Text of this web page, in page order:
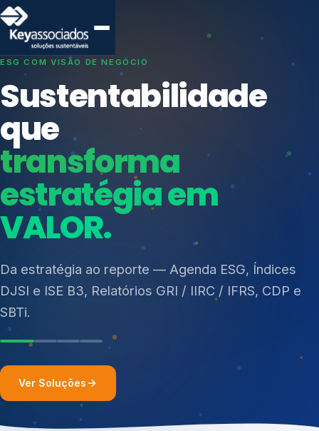
SISTEMAS DE GESTÃO OTIMIZADOS E INTEGRADOS
Conformidade que
protege seu
negócio.
Consultoria, auditoria e treinamentos em ISO 27001,
ISO 27701, ISO 42001, ISO 37001, ISO 9001, ISO
14001, ISO 45001, ONA e PNQ — Gestão de
resíduos sólidos (PGRS/PMGRS).
Índices de Mercado
Mudanças Climáticas
Reputação e Cadeia
Reporte Regulatório
Ver Soluções